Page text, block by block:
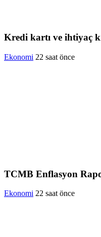
Kredi kartı ve ihtiyaç
Ekonomi 22 saat önce
TCMB Enflasyon
Ekonomi 22 saat önce